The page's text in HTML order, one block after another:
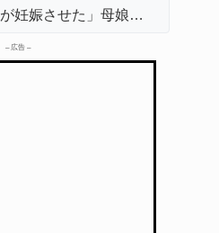
「息子が妊娠させた」母娘だまされ400万円詐欺被害 名張
– 広告 –